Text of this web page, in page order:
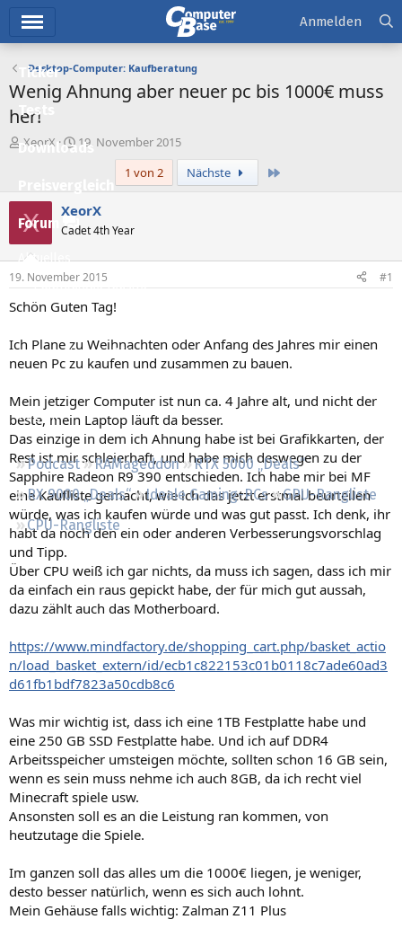
Ticker
Tests
Downloads
Forum
Aktuelles
Empfohlene Inhalte
Neueste Aktivitäten
Regeln
Podcast RAMageddon
RTX 5000 „Deals“
RX 9000 „Deals“
Ideale Gaming-PCs
GPU-Rangliste
CPU-Rangliste
Anmelden
Desktop-Computer: Kaufberatung
Wenig Ahnung aber neuer pc bis 1000€ muss
her!
E
t
e
l
e
XeorX
E
t
e
l
l
m
19. November 2015
1 von 2
Nächste
X XeorX
Cadet 4th Year
19. November 2015 #1
Schön Guten Tag!
Ich Plane zu Weihnachten oder Anfang des Jahres mir einen
neuen Pc zu kaufen und zusammen zu bauen.
Mein jetziger Computer ist nun ca. 4 Jahre alt, und nicht der
beste, mein Laptop läuft da besser.
Das einzige in dem ich Ahnung habe ist bei Grafikkarten, der
Rest ist mir schleierhaft, und habe mich deswegen zu der
Sapphire Radeon R9 390 entschieden. Ich habe mir bei MF
eine Kaufliste gemacht, wie ich das jetzt erstmal beurteilen
würde, was ich kaufen würde und was gut passt. Ich denk, ihr
habt da noch den ein oder anderen Verbesserungsvorschlag
und Tipp.
Über CPU weiß ich gar nichts, da muss ich sagen, dass ich mir
da einfach ein raus gepickt habe, der für mich gut aussah,
dazu zählt auch das Motherboard.
https://www.mindfactory.de/shopping_cart.php/basket_actio
n/load_basket_extern/id/ecb1c822153c01b0118c7ade60ad3
d61fb1bdf7823a50cdb8c6
Was mir wichtig ist, dass ich eine 1TB Festplatte habe und
eine 250 GB SSD Festplatte habe. Und ich auf DDR4
Arbeitsspeicher umsteigen möchte, sollten schon 16 GB sein,
wenn es sein muss nehme ich auch 8GB, da ich recht viel
Minecraft spiele usw.
Ansonsten soll es an die Leistung ran kommen, von
heutzutage die Spiele.
Im ganzen soll das alles um die 1000€ liegen, je weniger,
desto besser natürlich, wenn es sich auch lohnt.
Mein Gehäuse falls wichtig: Zalman Z11 Plus